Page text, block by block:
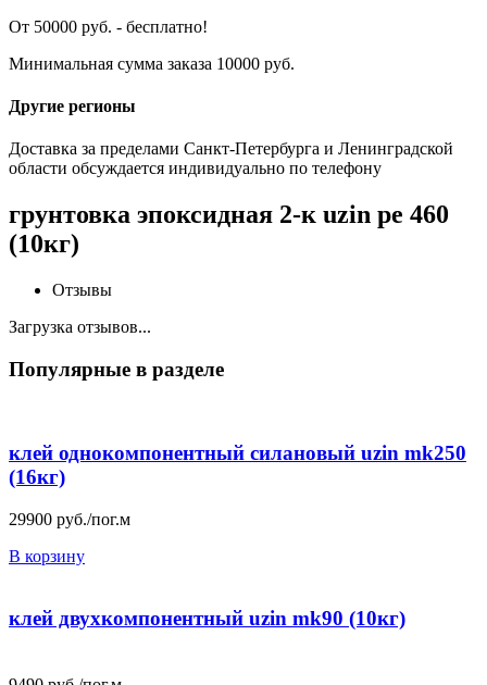
От 50000 руб. - бесплатно!
Минимальная сумма заказа 10000 руб.
Другие регионы
Доставка за пределами Санкт-Петербурга и Ленинградской
области обсуждается индивидуально по телефону
грунтовка эпоксидная 2-к uzin pe 460
(10кг)
Отзывы
Загрузка отзывов...
Популярные в разделе
клей однокомпонентный силановый uzin mk250
(16кг)
29900 руб./пог.м
В корзину
клей двухкомпонентный uzin mk90 (10кг)